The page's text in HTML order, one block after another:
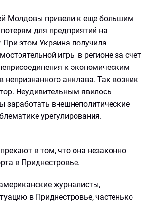
Молдовы привели к еще большим
для предприятий на
При этом Украина получила
игры в регионе за счет
к экономическим
непризнанного анклава. Так возник
Неудивительным явилось
заработать внешнеполитические
урегулирования.
в том, что она незаконно
в Приднестровье.
журналисты,
в Приднестровье, частенько